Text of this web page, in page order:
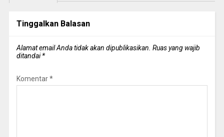
Tinggalkan Balasan
Alamat email Anda tidak akan dipublikasikan. Ruas yang wajib
ditandai*
Komentar*